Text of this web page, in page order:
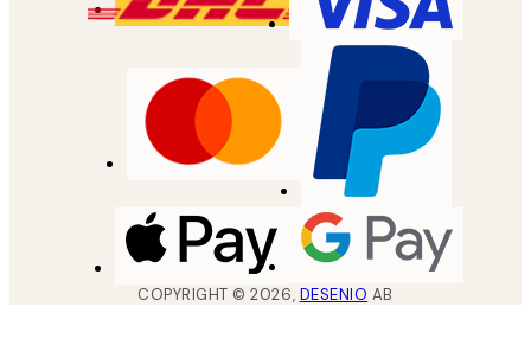
COPYRIGHT ©2026, DESENIO AB